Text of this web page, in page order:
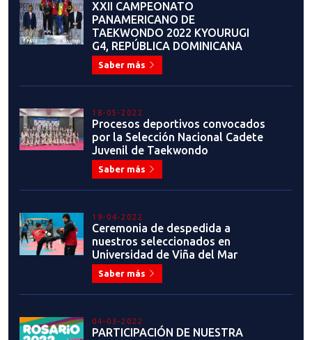
XXII CAMPEONATO
PANAMERICANO DE
TAEKWONDO 2022 KYOURUGI
G4, REPÚBLICA DOMINICANA
Saber más
18-05-2022
Procesos deportivos convocados
por la Selección Nacional Cadete
Juvenil de Taekwondo
Saber más
19-04-2022
Ceremonia de despedida a
nuestros seleccionados en
Universidad de Viña del Mar
Saber más
04-03-2022
PARTICIPACIÓN DE NUESTRA